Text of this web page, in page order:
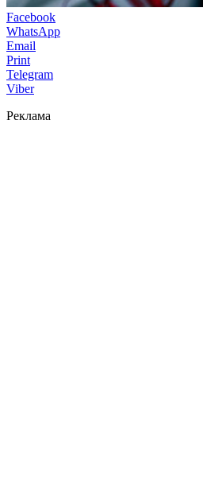
Facebook
WhatsApp
Email
Print
Telegram
Viber
Реклама